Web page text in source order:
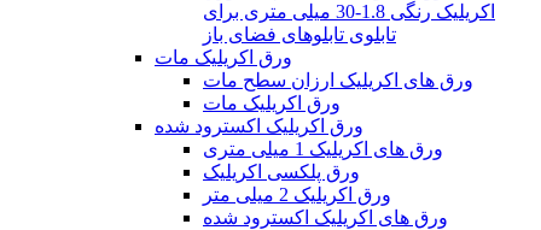
اکریلیک رنگی 1.8-30 میلی متری برای
تابلوی تابلوهای فضای باز
ورق اکریلیک مات
ورق های اکریلیک ارزان سطح مات
ورق اکریلیک مات
ورق اکریلیک اکسترود شده
ورق های اکریلیک 1 میلی متری
ورق پلکسی اکریلیک
ورق اکریلیک 2 میلی متر
ورق های اکریلیک اکسترود شده